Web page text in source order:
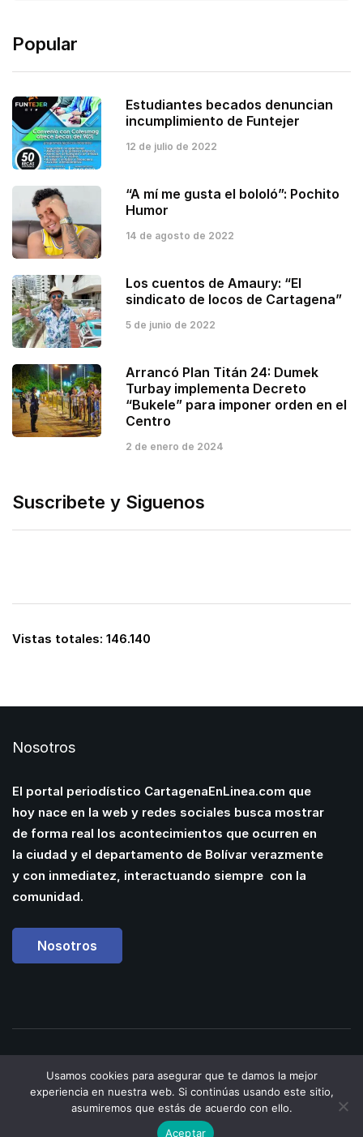
Popular
Estudiantes becados denuncian
incumplimiento de Funtejer
12 de julio de 2022
“A mí me gusta el bololó”: Pochito
Humor
14 de agosto de 2022
Los cuentos de Amaury: “El
sindicato de locos de Cartagena”
5 de junio de 2022
Arrancó Plan Titán 24: Dumek
Turbay implementa Decreto
“Bukele” para imponer orden en el
Centro
2 de enero de 2024
Suscribete y Siguenos
Vistas totales: 146.140
Nosotros
El portal periodístico CartagenaEnLinea.com que
hoy nace en la web y redes sociales busca mostrar
de forma real los acontecimientos que ocurren en
la ciudad y el departamento de Bolívar verazmente
y con inmediatez, interactuando siempre con la
comunidad.
Nosotros
Cassiani| Web Designer &
Developer
Usamos cookies para asegurar que te damos la mejor
experiencia en nuestra web. Si continúas usando este sitio,
asumiremos que estás de acuerdo con ello.
Aceptar